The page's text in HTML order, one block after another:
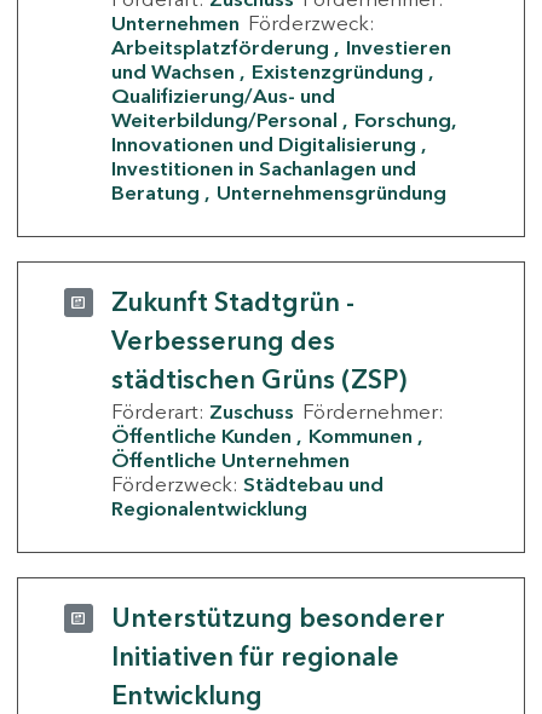
Unternehmen Förderzweck:
Arbeitsplatzförderung
Investieren
und Wachsen
Existenzgründung
Qualifizierung/Aus- und
Weiterbildung/Personal
Forschung,
Innovationen und Digitalisierung
Investitionen in Sachanlagen und
Beratung
Unternehmensgründung
Zukunft Stadtgrün -
Verbesserung des
städtischen Grüns (ZSP)
Förderart: Zuschuss Fördernehmer:
Öffentliche Kunden
Kommunen
Öffentliche Unternehmen
Förderzweck: Städtebau und
Regionalentwicklung
Unterstützung besonderer
Initiativen für regionale
Entwicklung